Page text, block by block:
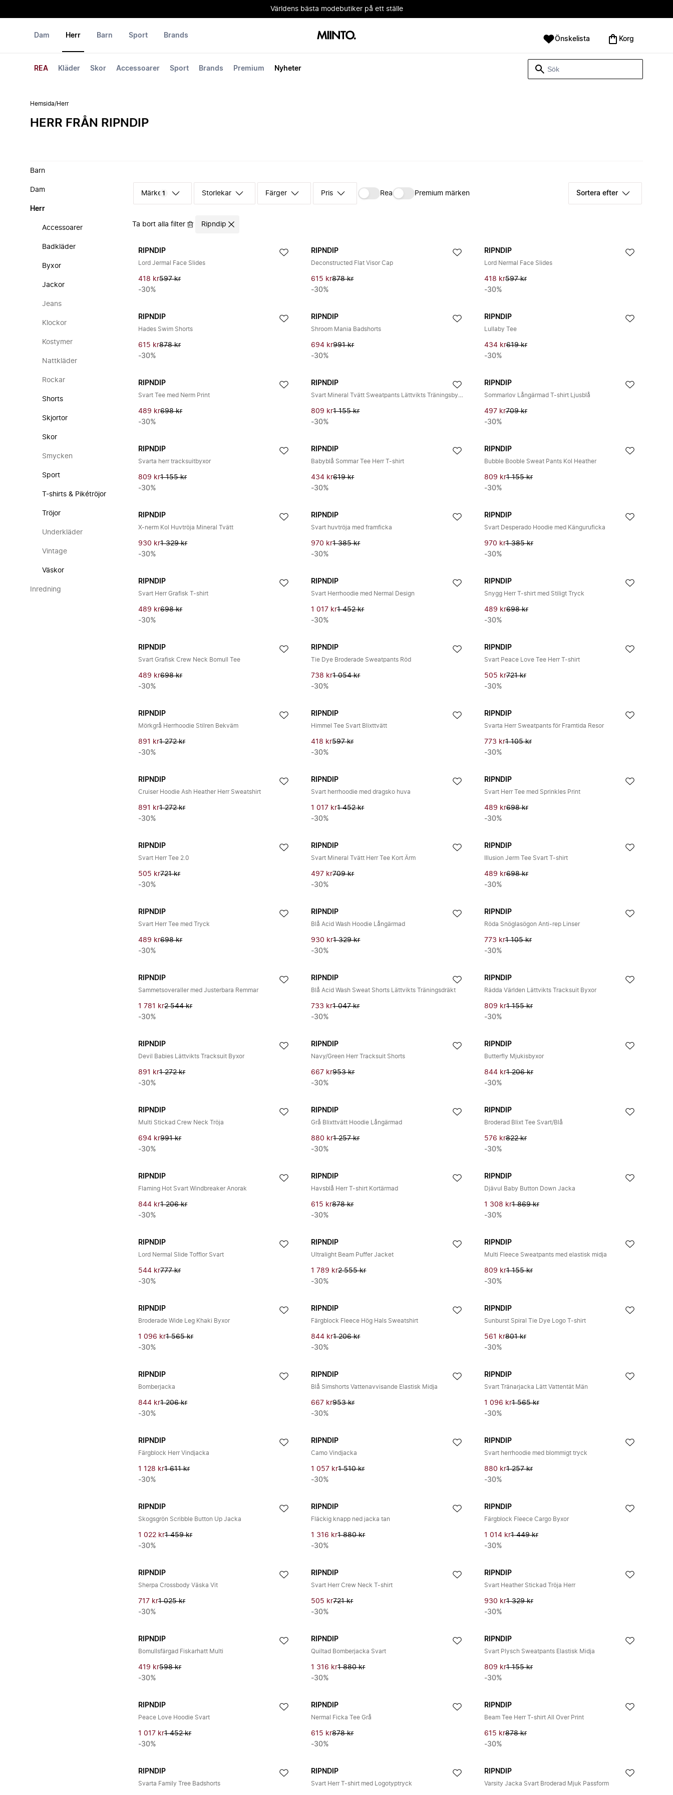
Världens bästa modebutiker på ett ställe
Dam Herr
REA Kläder Skor Accessoarer Sport Brands Premium Nyheter
Barn Sport Brands Önskelista Korg
Hemsida/Herr
HERR FRÅN RIPNDIP
Barn
Dam
Herr
Accessoarer
Badkläder
Byxor
Jackor
Jeans
Klockor
Kostymer
Nattkläder
Rockar
Shorts
Skjortor
Skor
Smycken
Sport
T-shirts & Pikétröjor
Tröjor
Underkläder
Vintage
Väskor
Inredning
Märke 1 Storlekar Färger Pris Rea Premium märken Sortera efter
Ta bort alla filter Ripndip
RIPNDIP
Lord Jermal Face Slides
418 kr597 kr
-30%
RIPNDIP
Deconstructed Flat Visor Cap
615 kr878 kr
-30%
RIPNDIP
Lord Nermal Face Slides
418 kr597 kr
-30%
RIPNDIP
Hades Swim Shorts
615 kr878 kr
-30%
RIPNDIP
Shroom Mania Badshorts
694 kr991 kr
-30%
RIPNDIP
Lullaby Tee
434 kr619 kr
-30%
RIPNDIP
Svart Tee med Nerm Print
489 kr698 kr
-30%
RIPNDIP
Svart Mineral Tvätt Sweatpants Lättvikts Träningsbyxor
809 kr1 155 kr
-30%
RIPNDIP
Sommarlov Långärmad T-shirt Ljusblå
497 kr709 kr
-30%
RIPNDIP
Svarta herr tracksuitbyxor
809 kr1 155 kr
-30%
RIPNDIP
Babyblå Sommar Tee Herr T-shirt
434 kr619 kr
-30%
RIPNDIP
Bubble Booble Sweat Pants Kol Heather
809 kr1 155 kr
-30%
RIPNDIP
X-nerm Kol Huvtröja Mineral Tvätt
930 kr1 329 kr
-30%
RIPNDIP
Svart huvtröja med framficka
970 kr1 385 kr
-30%
RIPNDIP
Svart Desperado Hoodie med Känguruficka
970 kr1 385 kr
-30%
RIPNDIP
Svart Herr Grafisk T-shirt
489 kr698 kr
-30%
RIPNDIP
Svart Herrhoodie med Nermal Design
1 017 kr1 452 kr
-30%
RIPNDIP
Snygg Herr T-shirt med Stiligt Tryck
489 kr698 kr
-30%
RIPNDIP
Svart Grafisk Crew Neck Bomull Tee
489 kr698 kr
-30%
RIPNDIP
Tie Dye Broderade Sweatpants Röd
738 kr1 054 kr
-30%
RIPNDIP
Svart Peace Love Tee Herr T-shirt
505 kr721 kr
-30%
RIPNDIP
Mörkgrå Herrhoodie Stilren Bekväm
891 kr1 272 kr
-30%
RIPNDIP
Himmel Tee Svart Blixttvätt
418 kr597 kr
-30%
RIPNDIP
Svarta Herr Sweatpants för Framtida Resor
773 kr1 105 kr
-30%
RIPNDIP
Cruiser Hoodie Ash Heather Herr Sweatshirt
891 kr1 272 kr
-30%
RIPNDIP
Svart herrhoodie med dragsko huva
1 017 kr1 452 kr
-30%
RIPNDIP
Svart Herr Tee med Sprinkles Print
489 kr698 kr
-30%
RIPNDIP
Svart Herr Tee 2.0
505 kr721 kr
-30%
RIPNDIP
Svart Mineral Tvätt Herr Tee Kort Ärm
497 kr709 kr
-30%
RIPNDIP
Illusion Jerm Tee Svart T-shirt
489 kr698 kr
-30%
RIPNDIP
Svart Herr Tee med Tryck
489 kr698 kr
-30%
RIPNDIP
Blå Acid Wash Hoodie Långärmad
930 kr1 329 kr
-30%
RIPNDIP
Röda Snöglasögon Anti-rep Linser
773 kr1 105 kr
-30%
RIPNDIP
Sammetsoveraller med Justerbara Remmar
1 781 kr2 544 kr
-30%
RIPNDIP
Blå Acid Wash Sweat Shorts Lättvikts Träningsdräkt
733 kr1 047 kr
-30%
RIPNDIP
Rädda Världen Lättvikts Tracksuit Byxor
809 kr1 155 kr
-30%
RIPNDIP
Devil Babies Lättvikts Tracksuit Byxor
891 kr1 272 kr
-30%
RIPNDIP
Navy/Green Herr Tracksuit Shorts
667 kr953 kr
-30%
RIPNDIP
Butterfly Mjukisbyxor
844 kr1 206 kr
-30%
RIPNDIP
Multi Stickad Crew Neck Tröja
694 kr991 kr
-30%
RIPNDIP
Grå Blixttvätt Hoodie Långärmad
880 kr1 257 kr
-30%
RIPNDIP
Broderad Blixt Tee Svart/Blå
576 kr822 kr
-30%
RIPNDIP
Flaming Hot Svart Windbreaker Anorak
844 kr1 206 kr
-30%
RIPNDIP
Havsblå Herr T-shirt Kortärmad
615 kr878 kr
-30%
RIPNDIP
Djävul Baby Button Down Jacka
1 308 kr1 869 kr
-30%
RIPNDIP
Lord Nermal Slide Tofflor Svart
544 kr777 kr
-30%
RIPNDIP
Ultralight Beam Puffer Jacket
1 789 kr2 555 kr
-30%
RIPNDIP
Multi Fleece Sweatpants med elastisk midja
809 kr1 155 kr
-30%
RIPNDIP
Broderade Wide Leg Khaki Byxor
1 096 kr1 565 kr
-30%
RIPNDIP
Färgblock Fleece Hög Hals Sweatshirt
844 kr1 206 kr
-30%
RIPNDIP
Sunburst Spiral Tie Dye Logo T-shirt
561 kr801 kr
-30%
RIPNDIP
Bomberjacka
844 kr1 206 kr
-30%
RIPNDIP
Blå Simshorts Vattenavvisande Elastisk Midja
667 kr953 kr
-30%
RIPNDIP
Svart Tränarjacka Lätt Vattentät Män
1 096 kr1 565 kr
-30%
RIPNDIP
Färgblock Herr Vindjacka
1 128 kr1 611 kr
-30%
RIPNDIP
Camo Vindjacka
1 057 kr1 510 kr
-30%
RIPNDIP
Svart herrhoodie med blommigt tryck
880 kr1 257 kr
-30%
RIPNDIP
Skogsgrön Scribble Button Up Jacka
1 022 kr1 459 kr
-30%
RIPNDIP
Fläckig knapp ned jacka tan
1 316 kr1 880 kr
-30%
RIPNDIP
Färgblock Fleece Cargo Byxor
1 014 kr1 449 kr
-30%
RIPNDIP
Sherpa Crossbody Väska Vit
717 kr1 025 kr
-30%
RIPNDIP
Svart Herr Crew Neck T-shirt
505 kr721 kr
-30%
RIPNDIP
Svart Heather Stickad Tröja Herr
930 kr1 329 kr
-30%
RIPNDIP
Bomullsfärgad Fiskarhatt Multi
419 kr598 kr
-30%
RIPNDIP
Quiltad Bomberjacka Svart
1 316 kr1 880 kr
-30%
RIPNDIP
Svart Plysch Sweatpants Elastisk Midja
809 kr1 155 kr
-30%
RIPNDIP
Peace Love Hoodie Svart
1 017 kr1 452 kr
-30%
RIPNDIP
Nermal Ficka Tee Grå
615 kr878 kr
-30%
RIPNDIP
Beam Tee Herr T-shirt All Over Print
615 kr878 kr
-30%
RIPNDIP
Svarta Family Tree Badshorts
RIPNDIP
Svart Herr T-shirt med Logotyptryck
RIPNDIP
Varsity Jacka Svart Broderad Mjuk Passform